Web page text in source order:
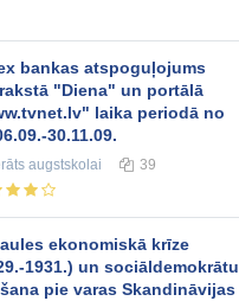
bankas atspoguļojums
"Diena" un portālā
laika periodā no
30.11.09.
augstskolai 39
ekonomiskā krīze
1931.) un sociāldemokrātu
pie varas Skandināvijas